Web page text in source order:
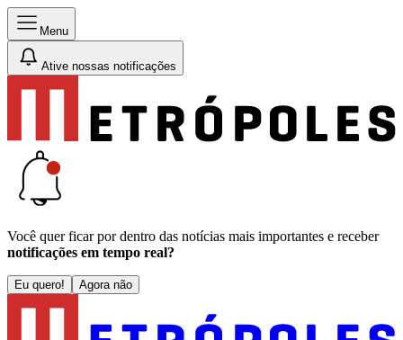
Menu
Ative nossas notificações
Você quer ficar por dentro das notícias mais importantes e receber
notificações em tempo real?
Eu quero! Agora não